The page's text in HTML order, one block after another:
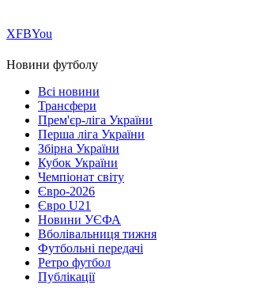
ХFBYou
Новини футболу
Всі новини
Трансфери
Прем'єр-ліга України
Перша ліга України
Збірна України
Кубок України
Чемпіонат світу
Євро-2026
Євро U21
Новини УЄФА
Вболівальниця тижня
Футбольні передачі
Ретро футбол
Публікації